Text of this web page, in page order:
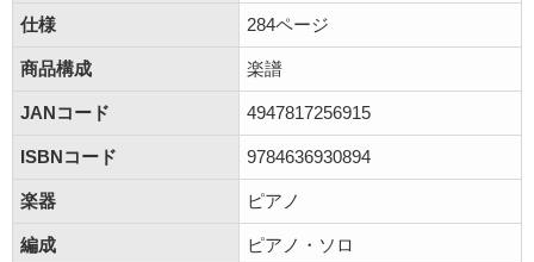
仕様 284ページ
商品構成 楽譜
JANコード 4947817256915
ISBNコード 9784636930894
楽器 ピアノ
編成 ピアノ・ソロ